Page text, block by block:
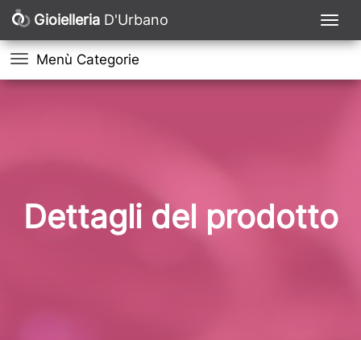
Gioielleria D'Urbano
Menù Categorie
Dettagli del prodotto